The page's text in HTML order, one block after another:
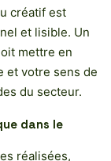
créatif est
et lisible. Un
mettre en
et votre sens de
du secteur.
dans le
réalisées,